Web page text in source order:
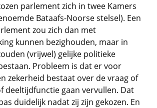
parlement zich in twee Kamers
Bataafs-Noorse stelsel). Een
zou zich dan met
kunnen bezighouden, maar in
(vrijwel) gelijke politieke
Probleem is dat er voor
zekerheid bestaat over de vraag of
deeltijdfunctie gaan vervullen. Dat
duidelijk nadat zij zijn gekozen. En